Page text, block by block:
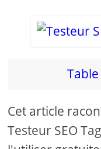
Cet article
Testeur SEO